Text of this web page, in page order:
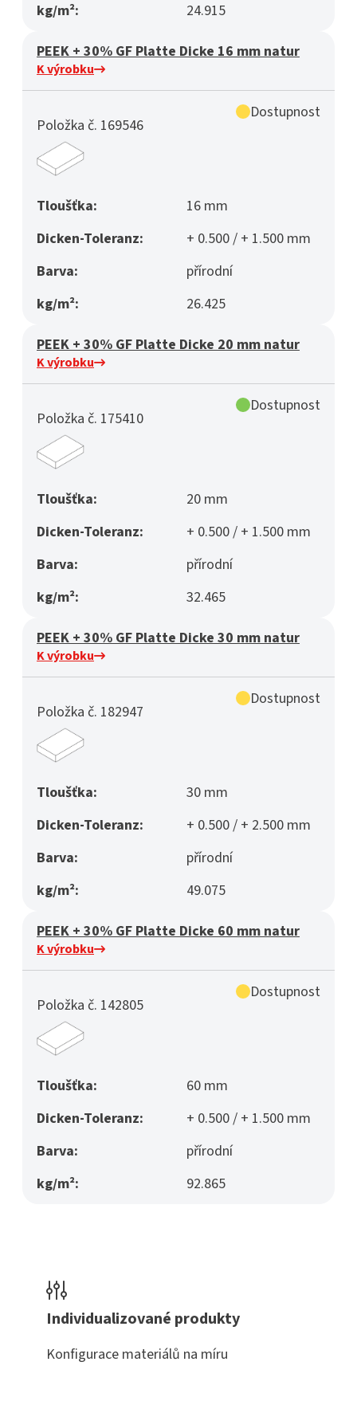
kg/m²: 24.915
PEEK + 30% GF Platte Dicke 16 mm natur
K výrobku
Položka č. 169546
Dostupnost
Tloušťka:
16 mm
Dicken-Toleranz:
+ 0.500 / + 1.500 mm
Barva:
přírodní
kg/m²:
26.425
PEEK + 30% GF Platte Dicke 20 mm natur
K výrobku
Položka č. 175410
Dostupnost
Tloušťka:
20 mm
Dicken-Toleranz:
+ 0.500 / + 1.500 mm
Barva:
přírodní
kg/m²:
32.465
PEEK + 30% GF Platte Dicke 30 mm natur
K výrobku
Položka č. 182947
Dostupnost
Tloušťka:
30 mm
Dicken-Toleranz:
+ 0.500 / + 2.500 mm
Barva:
přírodní
kg/m²:
49.075
PEEK + 30% GF Platte Dicke 60 mm natur
K výrobku
Položka č. 142805
Dostupnost
Tloušťka:
60 mm
Dicken-Toleranz:
+ 0.500 / + 1.500 mm
Barva:
přírodní
kg/m²:
92.865
Individualizované produkty
Konfigurace materiálů na míru